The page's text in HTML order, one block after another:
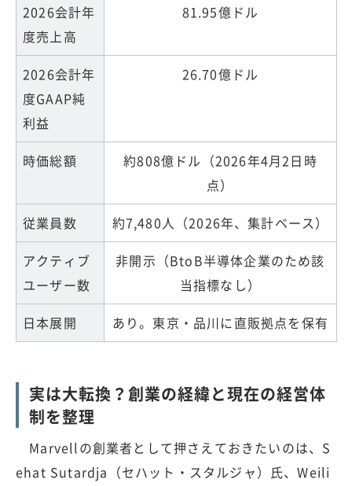
2026会計年
度売上高
81.95億ドル
2026会計年
度GAAP純
利益
26.70億ドル
時価総額
約808億ドル（2026年4月2日時
点）
従業員数
約7,480人（2026年、集計ベース）
アクティブ
ユーザー数
非開示（BtoB半導体企業のため該
当指標なし）
日本展開
あり。東京・品川に直販拠点を保有
実は大転換？創業の経緯と現在の経営体
制を整理
Marvellの創業者として押さえておきたいのは、S
ehat Sutardja（セハット・スタルジャ）氏、Weili